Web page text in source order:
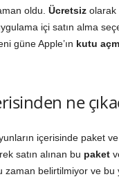
oldu. Ücretsiz olarak
içi satın alma
güne Apple’ın kutu
ne
içerisinde paket
satın alınan bu paket
zaman belirtilmiyor ve bu